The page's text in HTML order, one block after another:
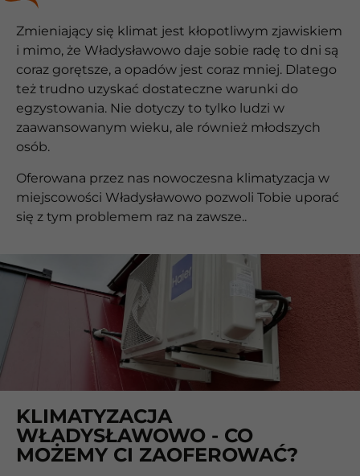
Zmieniający się klimat jest kłopotliwym zjawiskiem
i mimo, że Władysławowo daje sobie radę to dni są
coraz gorętsze, a opadów jest coraz mniej. Dlatego
też trudno uzyskać dostateczne warunki do
egzystowania. Nie dotyczy to tylko ludzi w
zaawansowanym wieku, ale również młodszych
osób.
Oferowana przez nas nowoczesna klimatyzacja w
miejscowości Władysławowo pozwoli Tobie uporać
się z tym problemem raz na zawsze..
KLIMATYZACJA
WŁADYSŁAWOWO - CO
MOŻEMY CI ZAOFEROWAĆ?